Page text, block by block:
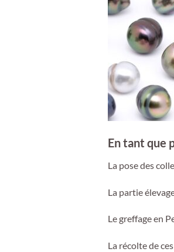
En tant que
La pose des
La partie
Le greffage en
La récolte de